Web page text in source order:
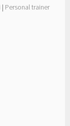
| Personal trainer